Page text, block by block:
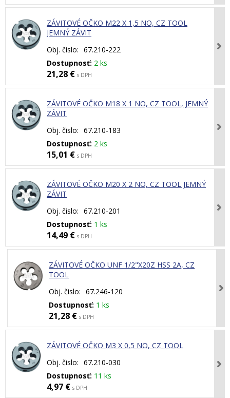
ZÁVITOVÉ OČKO M22 X 1,5 NO, CZ TOOL
JEMNÝ ZÁVIT
Obj. čislo: 67.210-222
Dostupnosť: 2 ks
21,28 € s DPH
ZÁVITOVÉ OČKO M18 X 1 NO, CZ TOOL, JEMNÝ
ZÁVIT
Obj. čislo: 67.210-183
Dostupnosť: 2 ks
15,01 € s DPH
ZÁVITOVÉ OČKO M20 X 2 NO, CZ TOOL JEMNÝ
ZÁVIT
Obj. čislo: 67.210-201
Dostupnosť: 1 ks
14,49 € s DPH
ZÁVITOVÉ OČKO UNF 1/2"X20Z HSS 2A, CZ
TOOL
Obj. čislo: 67.246-120
Dostupnosť: 1 ks
21,28 € s DPH
ZÁVITOVÉ OČKO M3 X 0,5 NO, CZ TOOL
Obj. čislo: 67.210-030
Dostupnosť: 11 ks
4,97 € s DPH